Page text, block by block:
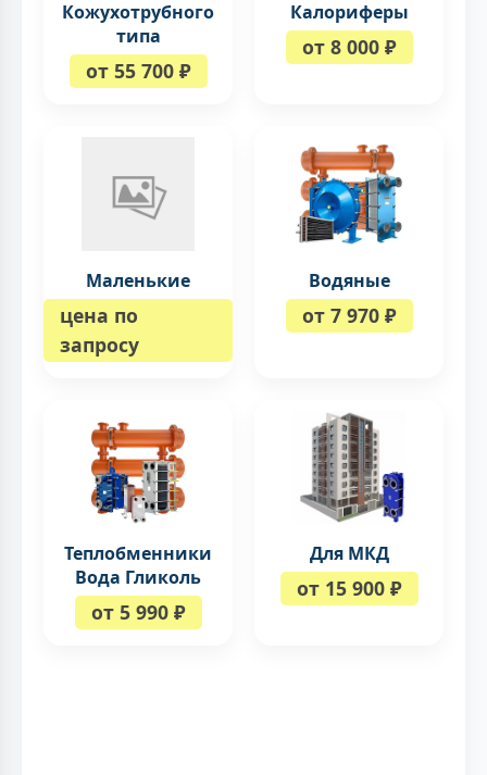
Кожухотрубного
типа
от 55 700 ₽
Калориферы
от 8 000 ₽
Маленькие
цена по
запросу
Водяные
от 7 970 ₽
Теплобменники
Вода Гликоль
от 5 990 ₽
Для МКД
от 15 900 ₽